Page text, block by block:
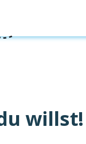
willst!